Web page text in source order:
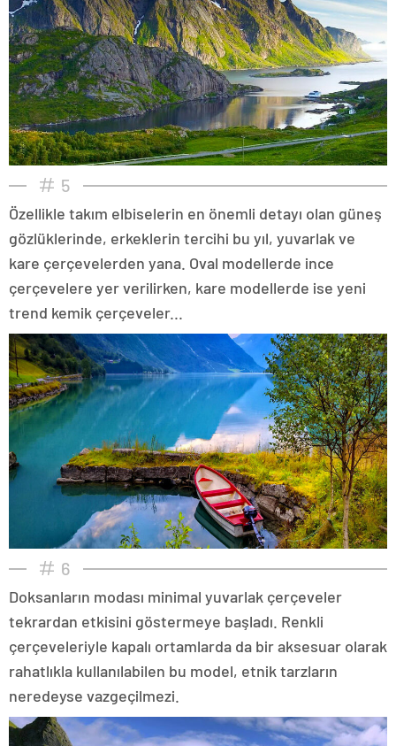
5
Özellikle takım elbiselerin en önemli detayı olan güneş
gözlüklerinde, erkeklerin tercihi bu yıl, yuvarlak ve
kare çerçevelerden yana. Oval modellerde ince
çerçevelere yer verilirken, kare modellerde ise yeni
trend kemik çerçeveler...
6
Doksanların modası minimal yuvarlak çerçeveler
tekrardan etkisini göstermeye başladı. Renkli
çerçeveleriyle kapalı ortamlarda da bir aksesuar olarak
rahatlıkla kullanılabilen bu model, etnik tarzların
neredeyse vazgeçilmezi.